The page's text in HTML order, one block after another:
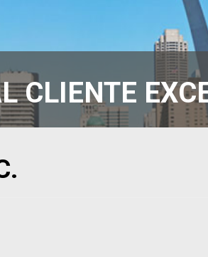
CLIENTE